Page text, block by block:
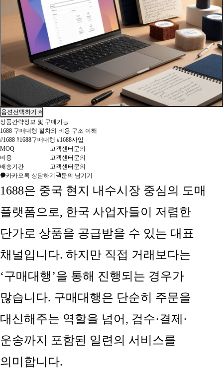
옵션선택하기
상품간략정보 및 구매기능
1688 구매대행 절차와 비용 구조 이해
#1688 #1688구매대행 #1688사입
MOQ
고객센터문의
비용
고객센터문의
배송기간
고객센터문의
카카오톡 상담하기
문의 남기기
1688은 중국 현지 내수시장 중심의 도매
플랫폼으로, 한국 사업자들이 저렴한
단가로 상품을 공급받을 수 있는 대표
채널입니다. 하지만 직접 거래보다는
‘구매대행’을 통해 진행되는 경우가
많습니다. 구매대행은 단순히 주문을
대신해주는 역할을 넘어, 검수·결제·
운송까지 포함된 일련의 서비스를
의미합니다.